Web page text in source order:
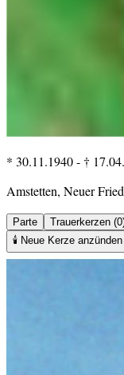
* 30.11.1940- †
Amstetten, Neuer
Parte Trauerkerzen
🕯️ Neue Kerze anzünden